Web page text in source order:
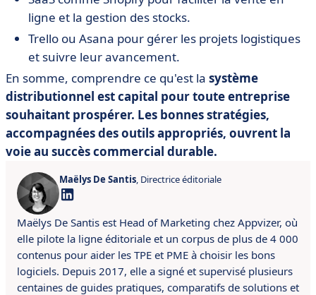
ligne et la gestion des stocks.
Trello ou Asana pour gérer les projets logistiques
et suivre leur avancement.
En somme, comprendre ce qu'est la système
distributionnel est capital pour toute entreprise
souhaitant prospérer. Les bonnes stratégies,
accompagnées des outils appropriés, ouvrent la
voie au succès commercial durable.
Maëlys De Santis, Directrice éditoriale
Maëlys De Santis est Head of Marketing chez Appvizer, où
elle pilote la ligne éditoriale et un corpus de plus de 4 000
contenus pour aider les TPE et PME à choisir les bons
logiciels. Depuis 2017, elle a signé et supervisé plusieurs
centaines de guides pratiques, comparatifs de solutions et